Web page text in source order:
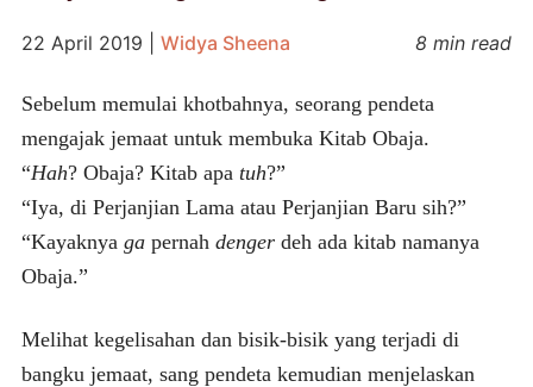
22 April 2019 Widya Sheena 8 min read
Sebelum memulai khotbahnya, seorang pendeta
mengajak jemaat untuk membuka Kitab Obaja.
“Hah? Obaja? Kitab apa tuh?”
“Iya, di Perjanjian Lama atau Perjanjian Baru sih?”
“Kayaknya gapernah dengerdeh ada kitab namanya
Obaja.”
Melihat kegelisahan dan bisik-bisik yang terjadi di
bangku jemaat, sang pendeta kemudian menjelaskan